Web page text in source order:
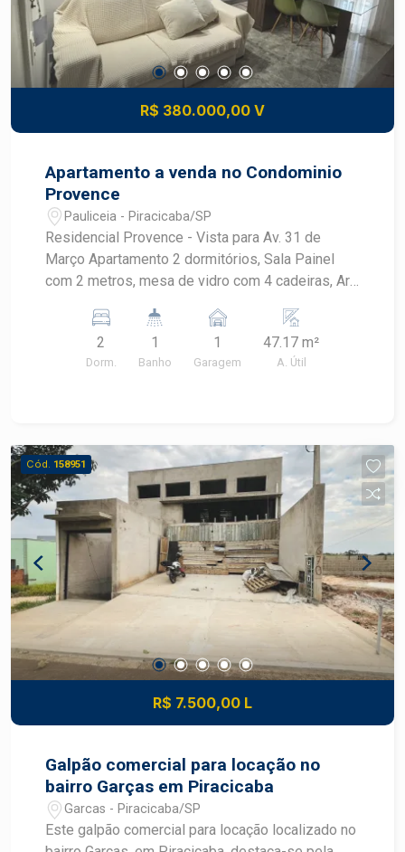
R$ 380.000,00 V
Apartamento a venda no Condominio
Provence
Pauliceia - Piracicaba/SP
Residencial Provence - Vista para Av. 31 de
Março Apartamento 2 dormitórios, Sala Painel
com 2 metros, mesa de vidro com 4 cadeiras, Ar
brastemp, armários , Banheiro social e lavabo (pia
auxiliar ao lado do banheiro) Lavanderia com
armários Dormitório com armário grande - 6
Aquecedor
2
Dorm.
1
Banho
1
Garagem
47.17 m²
A. Útil
Cód. 158951
R$ 7.500,00 L
Galpão comercial para locação no
bairro Garças em Piracicaba
Garcas - Piracicaba/SP
Este galpão comercial para locação localizado no